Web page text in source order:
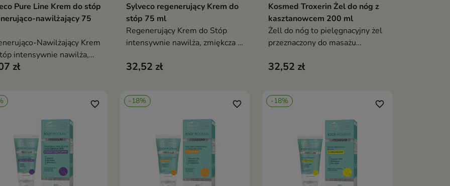
Dodaj do koszyka
Pure Line Krem do stóp
nawilżający 75
Nawilżający Krem
intensywnie nawilża,
i wygładza skórę stóp,
stopom komfort i
zł
Dodaj do koszyka
Sylveco regenerujący Krem do
stóp 75 ml
Regenerujący Krem do Stóp
intensywnie nawilża, zmiękcza i
zniszczoną skórę stóp,
32,52 zł
Dodaj do koszyka
Kosmed Troxerin Żel do nóg z
kasztanowcem 200 ml
Żell do nóg to pielęgnacyjny żel
przeznaczony do masażu
zmniejszyć uczucie ciężkości,
32,52 zł
favorite_border -18% favorite_border -18% favorite_border